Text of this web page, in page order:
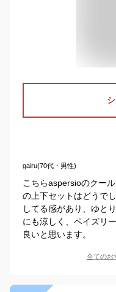
gairu(70代・男性)
こちらaspersioのクー
の上下セットはどうで
してる感があり、ゆと
にも涼しく、ペイズリ
良いと思います。
全てのお